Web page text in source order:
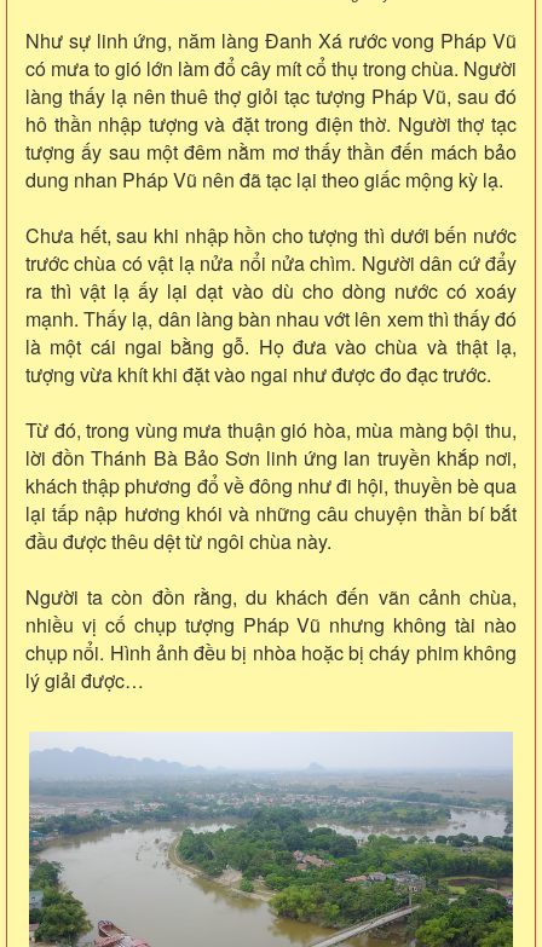
Như sự linh ứng, năm làng Đanh Xá rước vong Pháp Vũ
có mưa to gió lớn làm đổ cây mít cổ thụ trong chùa. Người
làng thấy lạ nên thuê thợ giỏi tạc tượng Pháp Vũ, sau đó
hô thần nhập tượng và đặt trong điện thờ. Người thợ tạc
tượng ấy sau một đêm nằm mơ thấy thần đến mách bảo
dung nhan Pháp Vũ nên đã tạc lại theo giấc mộng kỳ lạ.
Chưa hết, sau khi nhập hồn cho tượng thì dưới bến nước
trước chùa có vật lạ nửa nổi nửa chìm. Người dân cứ đẩy
ra thì vật lạ ấy lại dạt vào dù cho dòng nước có xoáy
mạnh. Thấy lạ, dân làng bàn nhau vớt lên xem thì thấy đó
là một cái ngai bằng gỗ. Họ đưa vào chùa và thật lạ,
tượng vừa khít khi đặt vào ngai như được đo đạc trước.
Từ đó, trong vùng mưa thuận gió hòa, mùa màng bội thu,
lời đồn Thánh Bà Bảo Sơn linh ứng lan truyền khắp nơi,
khách thập phương đổ về đông như đi hội, thuyền bè qua
lại tấp nập hương khói và những câu chuyện thần bí bắt
đầu được thêu dệt từ ngôi chùa này.
Người ta còn đồn rằng, du khách đến vãn cảnh chùa,
nhiều vị cố chụp tượng Pháp Vũ nhưng không tài nào
chụp nổi. Hình ảnh đều bị nhòa hoặc bị cháy phim không
lý giải được…